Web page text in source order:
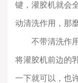
键，灌胶机就会
动清洗作用，那
不带清洗作用
将灌胶机前边的
一下就可以，也